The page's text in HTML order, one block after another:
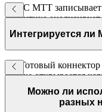
ВАТС МТТ записывает
аналитика
приветствие,
дополнительных
Интегрируется
Да. Готовый
звонке открывается
Данные о записи
Можно ли
разных